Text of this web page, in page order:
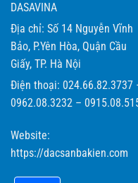
DASAVINA
Địa chỉ: Số 14 Nguyễn Vĩnh
Bảo, P.Yên Hòa, Quận Cầu
Giấy, TP. Hà Nội
Điện thoại: 024.66.82.3737
0962.08.3232 –
Website:
https://dacsanbakien.com